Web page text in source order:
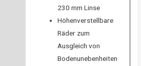
230 mm Linse
Höhenverstellbare
Räder zum
Ausgleich von
Bodenunebenheiten